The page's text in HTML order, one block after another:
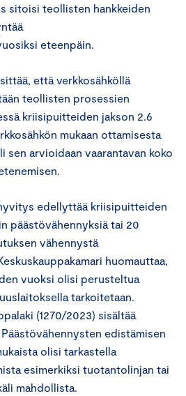
sitoisi teollisten hankkeiden
eteenpäin.
että verkkosähköllä
teollisten prosessien
kriisipuitteiden jakson 2.6
mukaan ottamisesta
sen arvioidaan vaarantavan koko
edellyttää kriisipuitteiden
päästövähennyksiä tai 20
vähennystä
huomauttaa,
vuoksi olisi perusteltua
tarkoitetaan.
(1270/2023) sisältää
edistämisen
olisi tarkastella
esimerkiksi tuotantolinjan tai
mahdollista.